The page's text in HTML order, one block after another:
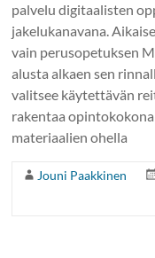
palvelu digitaalisten
jakelukanavana.
vain perusopetuksen
alusta alkaen sen
valitsee käytettävän
rakentaa
materiaalien ohella
Jouni Paakkinen